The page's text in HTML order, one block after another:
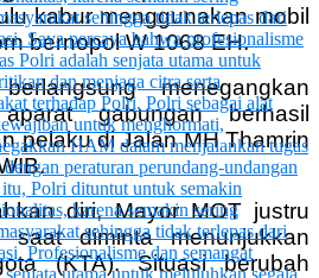
kabur menggunakan mobil
bernopol W 1068 EH.
menegangkan
gabungan berhasil
pelaku di Jalan MH Thamrin
diri, Mayor MOT justru
saat diminta menunjukkan
(KTA). Situasi berubah